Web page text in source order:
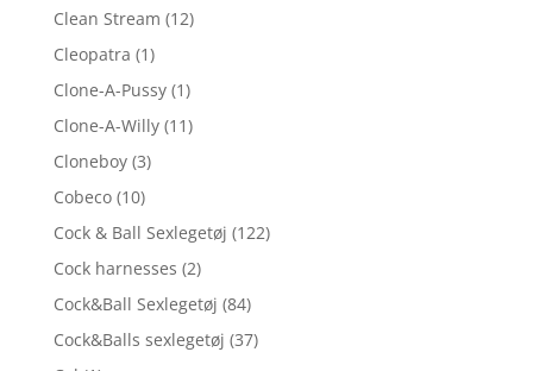
Clean Stream (12)
Cleopatra (1)
Clone-A-Pussy (1)
Clone-A-Willy (11)
Cloneboy (3)
Cobeco (10)
Cock & Ball Sexlegetøj (122)
Cock harnesses (2)
Cock&Ball Sexlegetøj (84)
Cock&Balls sexlegetøj (37)